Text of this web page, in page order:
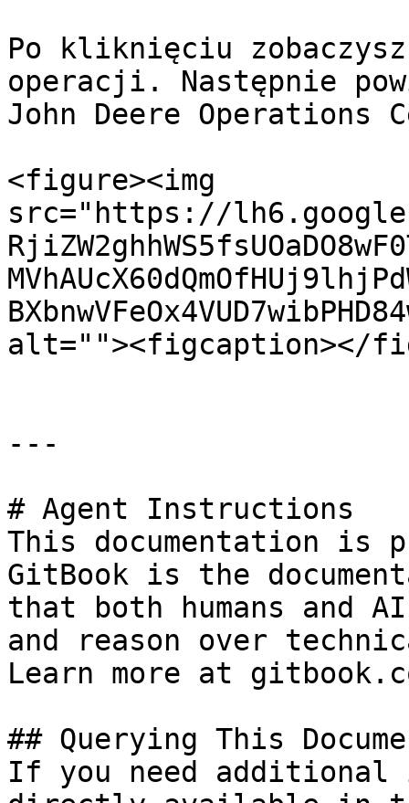
Po kliknięciu
operacji. Następnie
John Deere Operations
<figure><img
src="https://
alt=""><figcaption></
---
# Agent Instructions
This documentation is
GitBook is the
that both humans and
and reason over
Learn more at
## Querying This
If you need